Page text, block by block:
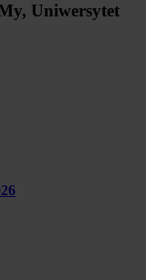
Uniwersytet